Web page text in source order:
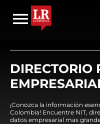
DIRECTORIO
¡Conozca la información
Colombia! Encuentre NIT,
datos empresarial mas